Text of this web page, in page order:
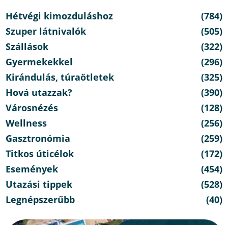
Hétvégi kimozduláshoz
(784)
Szuper látnivalók
(505)
Szállások
(322)
Gyermekekkel
(296)
Kirándulás, túraötletek
(325)
Hová utazzak?
(390)
Városnézés
(128)
Wellness
(256)
Gasztronómia
(259)
Titkos úticélok
(172)
Események
(454)
Utazási tippek
(528)
Legnépszerűbb
(40)